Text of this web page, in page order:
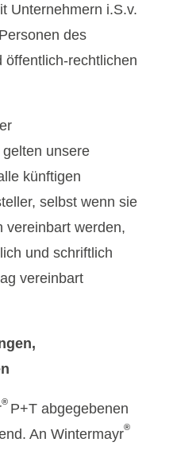
Unternehmern i.S.v.
des
öffentlich-rechtlichen
unsere
künftigen
selbst wenn sie
vereinbart werden,
und schriftlich
vereinbart
® P+T abgegebenen
An Wintermayr®